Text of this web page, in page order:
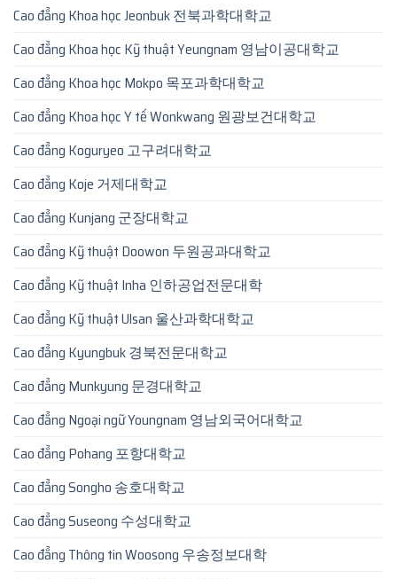
Cao đẳng Khoa học Jeonbuk 전북과학대학교
Cao đẳng Khoa học Kỹ thuật Yeungnam 영남이공대학교
Cao đẳng Khoa học Mokpo 목포과학대학교
Cao đẳng Khoa học Y tế Wonkwang 원광보건대학교
Cao đẳng Koguryeo 고구려대학교
Cao đẳng Koje 거제대학교
Cao đẳng Kunjang 군장대학교
Cao đẳng Kỹ thuật Doowon 두원공과대학교
Cao đẳng Kỹ thuật Inha 인하공업전문대학
Cao đẳng Kỹ thuật Ulsan 울산과학대학교
Cao đẳng Kyungbuk 경북전문대학교
Cao đẳng Munkyung 문경대학교
Cao đẳng Ngoại ngữ Youngnam 영남외국어대학교
Cao đẳng Pohang 포항대학교
Cao đẳng Songho 송호대학교
Cao đẳng Suseong 수성대학교
Cao đẳng Thông tin Woosong 우송정보대학